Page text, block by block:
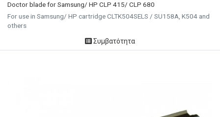
Doctor blade for Samsung/ HP CLP 415/ CLP 680
For use in Samsung/ HP cartridge CLTK504SELS / SU158A, K504 and
others
Συμβατότητα